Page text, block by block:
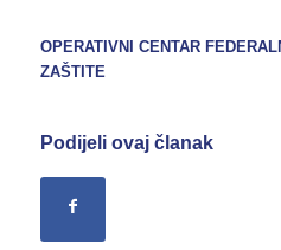
OPERATIVNI CENTAR
ZAŠTITE
Podijeli ovaj članak